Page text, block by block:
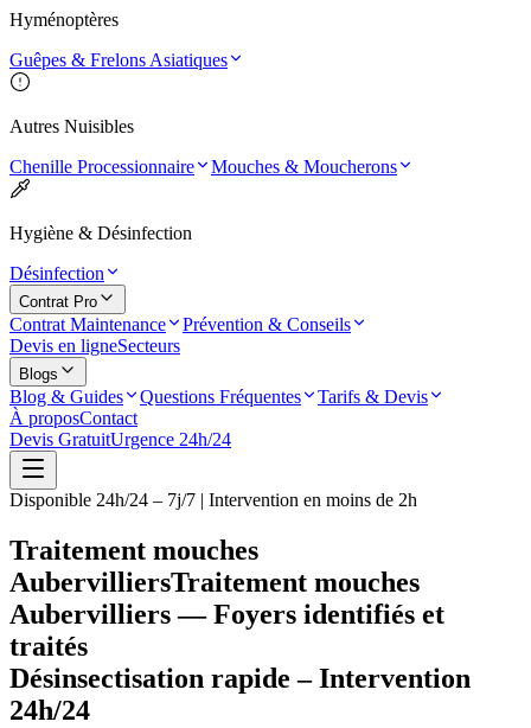
Hyménoptères
Guêpes & Frelons Asiatiques
Autres Nuisibles
Chenille Processionnaire
Mouches & Moucherons
Hygiène & Désinfection
Désinfection
Contrat Pro
Contrat Maintenance
Prévention & Conseils
Devis en ligneSecteurs
Blogs
Blog & Guides Questions Fréquentes
Tarifs & Devis
À proposContact
Devis GratuitUrgence 24h/24
Disponible 24h/24 – 7j/7 | Intervention en moins de 2h
Traitement mouches
AubervilliersTraitement mouches
Aubervilliers — Foyers identifiés et
traités
Désinsectisation rapide – Intervention
24h/24